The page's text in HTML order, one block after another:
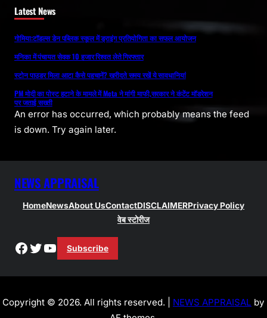
Latest News
गोमिया:टॉडल्स डेन पब्लिक स्कूल में ड्राइंग प्रतियोगिता का सफल आयोजन
मनिका में पंचायत सेवक 10 हजार रिश्वत लेते गिरफ्तार
स्टोन पाउडर मिला आटा कैसे पहचानें? खरीदते समय रखें ये सावधानियां
PM मोदी का पोस्ट हटाने के मामले में Meta ने मांगी माफी,सरकार ने कंटेंट मॉडरेशन
पर जताई सख्ती
An error has occurred, which probably means the feed
is down. Try again later.
NEWS APPRAISAL
HomeNewsAbout UsContactDISCLAIMERPrivacy Policy
वेब स्टोरीज
Facebook
Twitter
YouTube
Subscribe
Copyright © 2026. All rights reserved. | NEWS APPRAISAL by